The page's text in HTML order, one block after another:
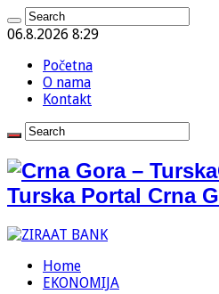
06.8.2026 8:29
Početna
O nama
Kontakt
Turska Portal Crna
Home
EKONOMIJA